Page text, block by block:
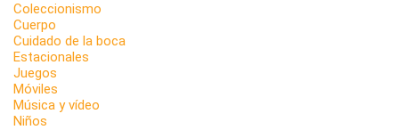
Coleccionismo
Cuerpo
Cuidado de la boca
Estacionales
Juegos
Móviles
Música y vídeo
Niños